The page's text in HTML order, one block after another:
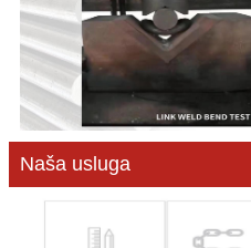
Naša usluga